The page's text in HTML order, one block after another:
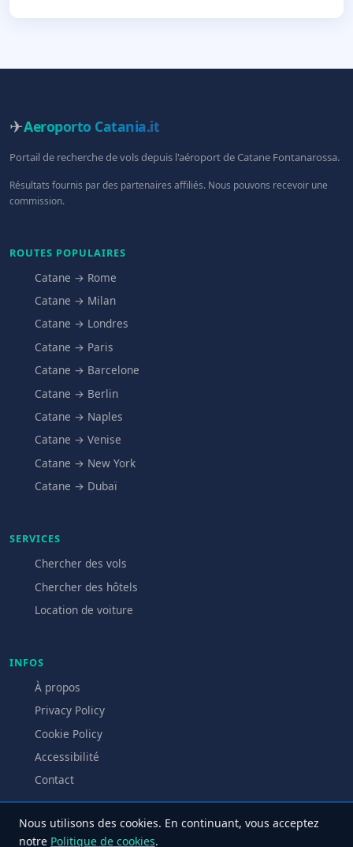
✈Aeroporto Catania.it
Portail de recherche de vols depuis l'aéroport de Catane Fontanarossa.
Résultats fournis par des partenaires affiliés. Nous pouvons recevoir une
commission.
ROUTES POPULAIRES
Catane → Rome
Catane → Milan
Catane → Londres
Catane → Paris
Catane → Barcelone
Catane → Berlin
Catane → Naples
Catane → Venise
Catane → New York
Catane → Dubaï
SERVICES
Chercher des vols
Chercher des hôtels
Location de voiture
INFOS
À propos
Privacy Policy
Cookie Policy
Accessibilité
Contact
Nous utilisons des cookies. En continuant, vous acceptez
notre Politique de cookies.